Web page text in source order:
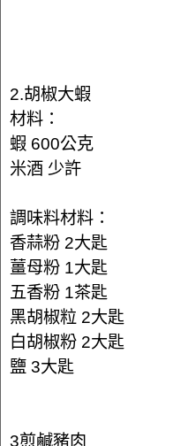
2.胡椒大蝦
材料：
蝦 600公克
米酒 少許
調味料材料：
香蒜粉 2大匙
薑母粉 1大匙
五香粉 1茶匙
黑胡椒粒 2大匙
白胡椒粉 2大匙
鹽 3大匙
3煎鹹豬肉